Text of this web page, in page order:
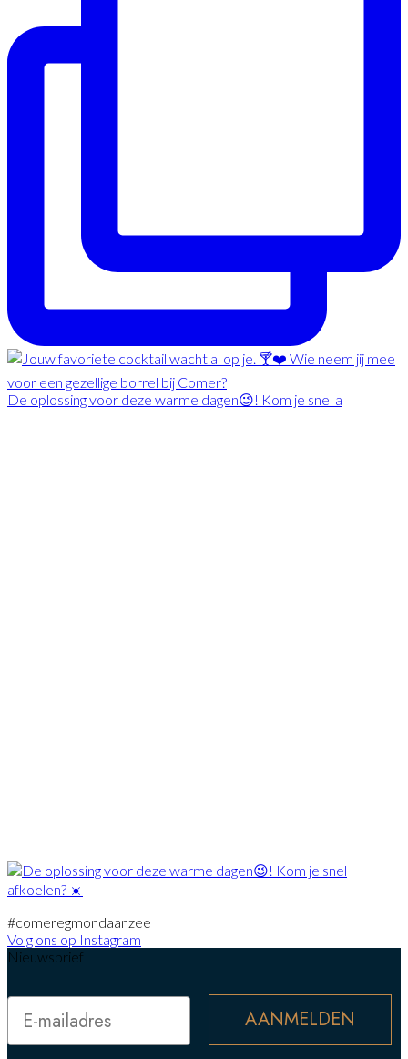
De oplossing voor deze warme dagen😉! Kom je snel a
#comeregmondaanzee
Volg ons op Instagram
Nieuwsbrief
Email AANMELDEN